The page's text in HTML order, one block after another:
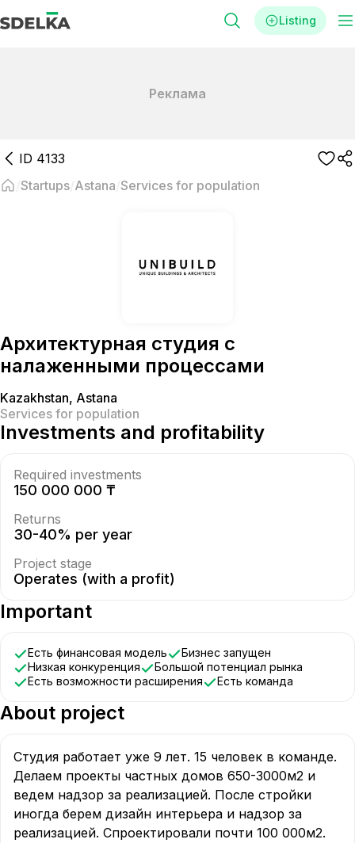
Listing
Реклама
ID 4133
Startups Astana Services for population
Архитектурная студия с
налаженными процессами
Kazakhstan, Astana
Services for population
Investments and profitability
Required investments
150 000 000 ₸
Returns
30-40% per year
Project stage
Operates (with a profit)
Important
Есть финансовая модель
Бизнес запущен
Низкая конкуренция
Большой потенциал рынка
Есть возможности расширения
Есть команда
About project
Студия работает уже 9 лет. 15 человек в команде.
Делаем проекты частных домов 650-3000м2 и
ведем надзор за реализацией. После стройки
иногда берем дизайн интерьера и надзор за
реализацией. Спроектировали почти 100 000м2.